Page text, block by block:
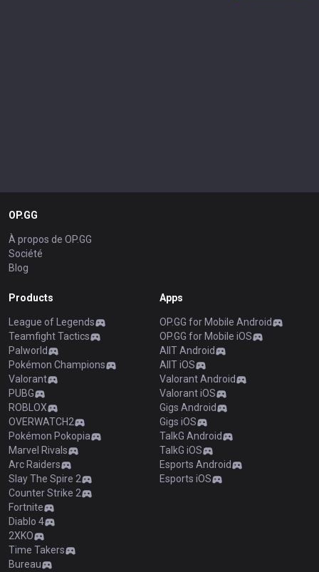
OP.GG
À propos de OP.GG
Société
Blog
Products
League of Legends
Teamfight Tactics
Palworld
Pokémon Champions
Valorant
PUBG
ROBLOX
OVERWATCH2
Pokémon Pokopia
Marvel Rivals
Arc Raiders
Slay The Spire 2
Counter Strike 2
Fortnite
Diablo 4
2XKO
Time Takers
Bureau
Apps
OP.GG for Mobile Android
OP.GG for Mobile iOS
AllT Android
AllT iOS
Valorant Android
Valorant iOS
Gigs Android
Gigs iOS
TalkG Android
TalkG iOS
Esports Android
Esports iOS